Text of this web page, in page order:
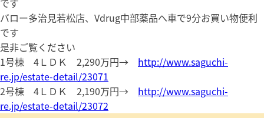
です
バロー多治見若松店、Vdrug中部薬品へ車で9分お買い物便利
です
是非ご覧ください
1号棟 4ＬＤＫ 2,290万円→ http://www.saguchi-
re.jp/estate-detail/23071
2号棟 4ＬＤＫ 2,190万円→ http://www.saguchi-
re.jp/estate-detail/23072